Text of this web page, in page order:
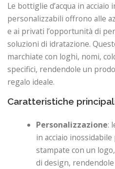
Le bottiglie d’acqua in acciaio
personalizzabili offrono alle
e ai privati ​​l’opportunità di
soluzioni di idratazione.
marchiate con loghi, nomi,
specifici, rendendole un
regalo ideale.
Caratteristiche
Personalizzazione:
in acciaio
stampate con un
di design,